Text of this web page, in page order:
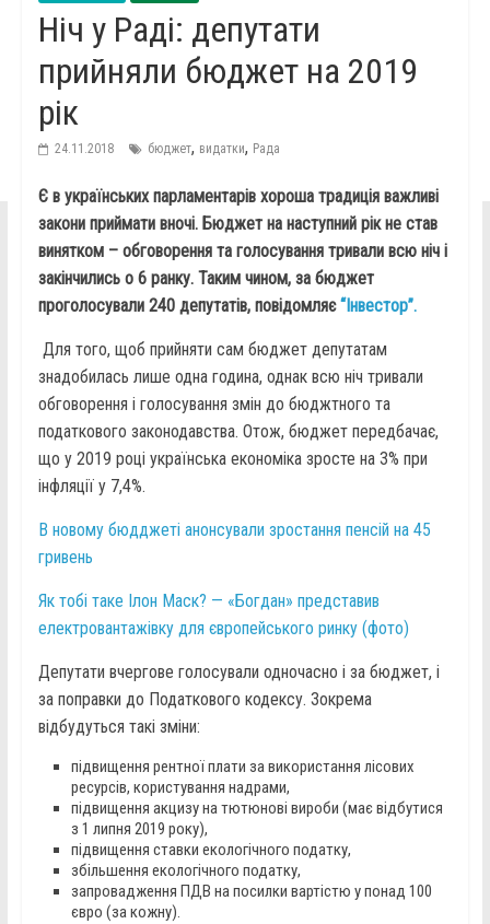
Ніч у Раді: депутати
прийняли бюджет на 2019
рік
24.11.2018 бюджет, видатки, Рада
Є в українських парламентарів хороша традиція важливі
закони приймати вночі. Бюджет на наступний рік не став
винятком – обговорення та голосування тривали всю ніч і
закінчились о 6 ранку. Таким чином, за бюджет
проголосували 240 депутатів, повідомляє“Інвестор”.
Для того, щоб прийняти сам бюджет депутатам
знадобилась лише одна година, однак всю ніч тривали
обговорення і голосування змін до бюджтного та
податкового законодавства. Отож, бюджет передбачає,
що у 2019 році українська економіка зросте на 3% при
інфляції у 7,4%.
В новому бюдджеті анонсували зростання пенсій на 45
гривень
Як тобі таке Ілон Маск? — «Богдан» представив
електровантажівку для європейського ринку (фото)
Депутати вчергове голосували одночасно і за бюджет, і
за поправки до Податкового кодексу. Зокрема
відбудуться такі зміни:
підвищення рентної плати за використання лісових
ресурсів, користування надрами,
підвищення акцизу на тютюнові вироби (має відбутися
з 1 липня 2019 року),
підвищення ставки екологічного податку,
збільшення екологічного податку,
запровадження ПДВ на посилки вартістю у понад 100
євро (за кожну).